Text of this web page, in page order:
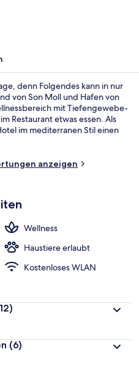
denn Folgendes kann in nur
von Son Moll und Hafen von
mit Tiefengewebe-
Restaurant etwas essen. Als
im mediterranen Stil einen
anzeigen
Wellness
Haustiere erlaubt
Kostenloses WLAN
(6)